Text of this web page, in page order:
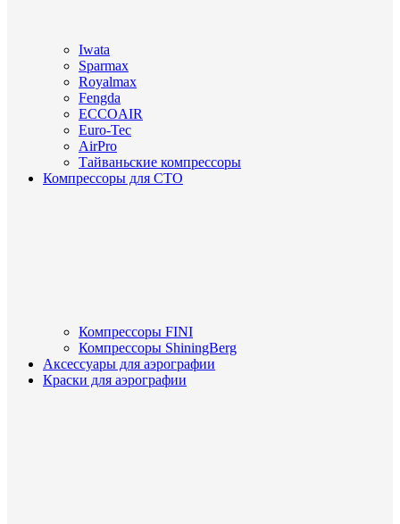
Iwata
Sparmax
Royalmax
Fengda
ECCOAIR
Euro-Tec
AirPro
Тайваньские компрессоры
Компрессоры для СТО
Компрессоры FINI
Компрессоры ShiningBerg
Аксессуары для аэрографии
Краски для аэрографии